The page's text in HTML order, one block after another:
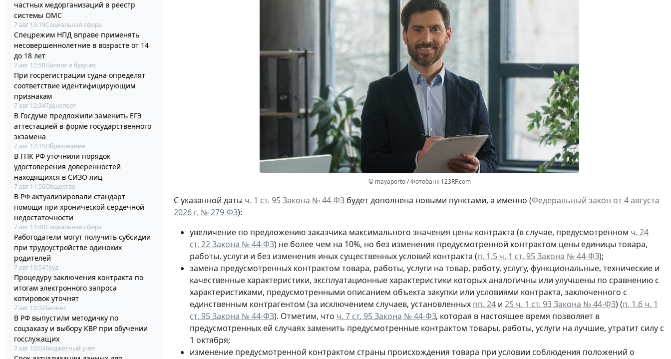
частных медорганизаций в реестр
системы ОМС
7 авг 13:19Социальная сфера
Спецрежим НПД вправе применять
несовершеннолетние в возрасте от 14
до 18 лет
7 авг 12:58Налоги и бухучет
При госрегистрации судна определят
соответствие идентифицирующим
признакам
7 авг 12:34Транспорт
В Госдуме предложили заменить ЕГЭ
аттестацией в форме государственного
экзамена
7 авг 12:15Образование
В ГПК РФ уточнили порядок
удостоверения доверенностей
находящихся в СИЗО лиц
7 авг 11:56Общество
В РФ актуализировали стандарт
помощи при хронической сердечной
недостаточности
7 авг 11:40Социальная сфера
Работодатели могут получить субсидии
при трудоустройстве одиноких
родителей
7 авг 10:54Труд
Процедуру заключения контракта по
итогам электронного запроса
котировок уточнят
7 авг 10:32Бизнес
В РФ выпустили методичку по
соцзаказу и выбору КВР при обучении
госслужащих
7 авг 10:04Бюджетный учет
© mayaporto / Фотобанк 123RF.com
С указанной даты ч. 1 ст. 95 Закона № 44-ФЗ будет дополнена новыми пунктами, а именно (Федеральный закон от 4 августа
2026 г. № 279-ФЗ):
увеличение по предложению заказчика максимального значения цены контракта (в случае, предусмотренном ч. 24
ст. 22 Закона № 44-ФЗ) не более чем на 10%, но без изменения предусмотренной контрактом цены единицы товара,
работы, услуги и без изменения иных существенных условий контракта (п. 1.5 ч. 1 ст. 95 Закона № 44-ФЗ);
замена предусмотренных контрактом товара, работы, услуги на товар, работу, услугу, функциональные, технические и
качественные характеристики, эксплуатационные характеристики которых аналогичны или улучшены по сравнению с
характеристиками, предусмотренными описанием объекта закупки или условиями контракта, заключенного с
единственным контрагентом (за исключением случаев, установленных пп. 24 и 25 ч. 1 ст. 93 Закона № 44-ФЗ) (п. 1.6 ч. 1
ст. 95 Закона № 44-ФЗ). Отметим, что ч. 7 ст. 95 Закона № 44-ФЗ, которая в настоящее время позволяет в
предусмотренных ей случаях заменить предусмотренные контрактом товары, работы, услуги на лучшие, утратит силу с
1 октября;
изменение предусмотренной контрактом страны происхождения товара при условии соблюдения положений о